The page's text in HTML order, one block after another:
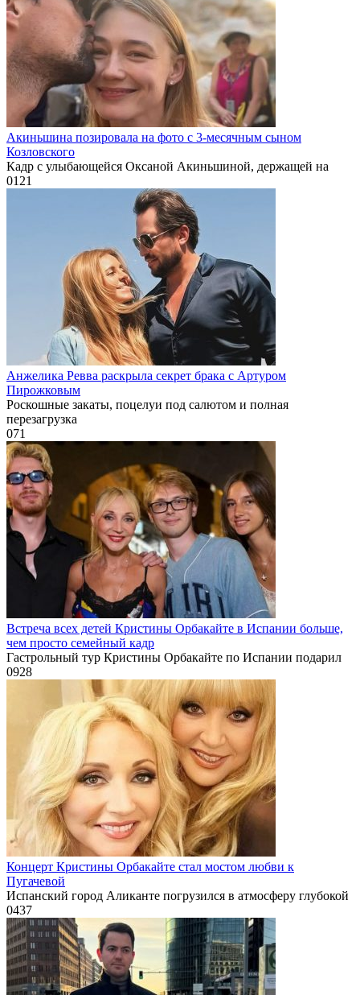
Акиньшина позировала на фото с 3-месячным сыном
Козловского
Кадр с улыбающейся Оксаной Акиньшиной, держащей на
0121
Анжелика Ревва раскрыла секрет брака с Артуром
Пирожковым
Роскошные закаты, поцелуи под салютом и полная
перезагрузка
071
Встреча всех детей Кристины Орбакайте в Испании больше,
чем просто семейный кадр
Гастрольный тур Кристины Орбакайте по Испании подарил
0928
Концерт Кристины Орбакайте стал мостом любви к
Пугачевой
Испанский город Аликанте погрузился в атмосферу глубокой
0437